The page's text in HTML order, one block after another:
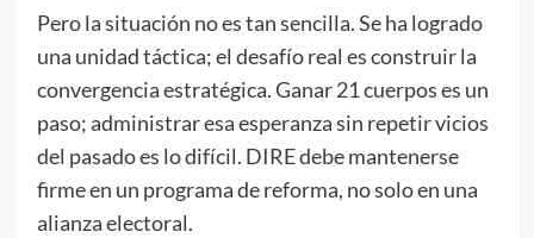
Pero la situación no es tan sencilla. Se ha logrado
una unidad táctica; el desafío real es construir la
convergencia estratégica. Ganar 21 cuerpos es un
paso; administrar esa esperanza sin repetir vicios
del pasado es lo difícil. DIRE debe mantenerse
firme en un programa de reforma, no solo en una
alianza electoral.